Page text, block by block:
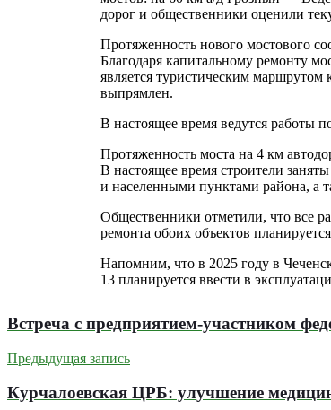
дорог и общественники оценили
Протяженность нового мостового
Благодаря капитальному ремонту
является туристическим маршрутом
выпрямлен.
В настоящее время ведутся работы
Протяженность моста на 4 км
В настоящее время строители
и населенными пунктами района, а
Общественники отметили, что все
ремонта обоих объектов
Напомним, что в 2025 году в
13 планируется ввести в
Встреча с предприятием-участником
Предыдущая запись
Курчалоевская ЦРБ: улучшение